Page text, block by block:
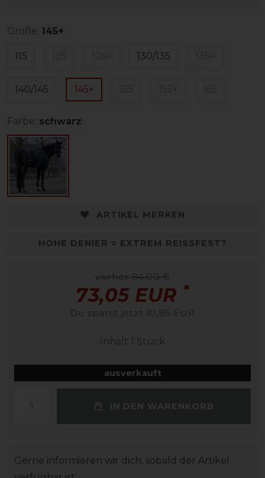
Größe: 145+
115 130/135
140/145 145+
Farbe: schwarz
ARTIKEL MERKEN
HOHE DENIER = EXTREM REISSFEST?
vorher 84,00 €
73,05 EUR *
Du sparst jetzt 10,95 EUR
Inhalt 1 Stück
ausverkauft
IN DEN WARENKORB
Gerne informieren wir dich, sobald der Artikel